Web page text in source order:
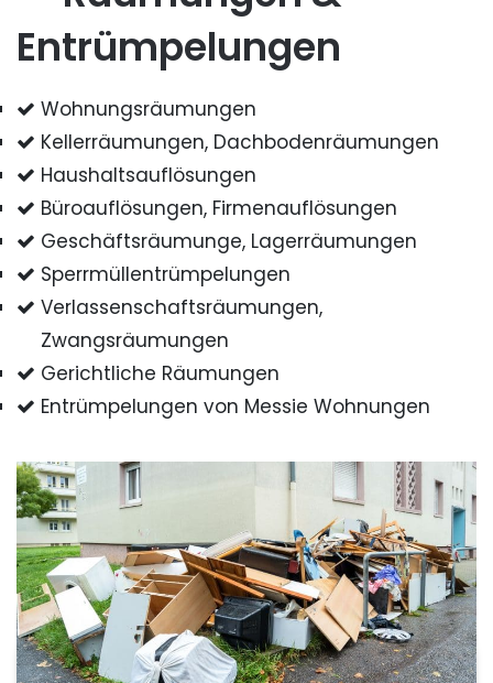
Entrümpelungen
Wohnungsräumungen
Kellerräumungen, Dachbodenräumungen
Haushaltsauflösungen
Büroauflösungen, Firmenauflösungen
Geschäftsräumunge, Lagerräumungen
Sperrmüllentrümpelungen
Verlassenschaftsräumungen,
Zwangsräumungen
Gerichtliche Räumungen
Entrümpelungen von Messie Wohnungen